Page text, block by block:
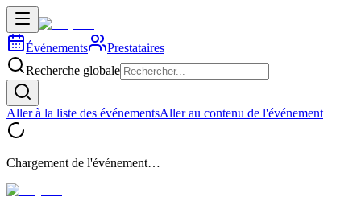
Événements
Prestataires
Recherche globale
Aller à la liste des événementsAller au contenu de l'événement
Chargement de l'événement…